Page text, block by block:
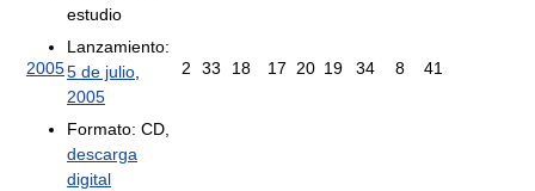
2005
estudio
Lanzamiento:
5 de julio
2005
Formato: CD,
descarga
digital
2 33 18 17 20 19 34 8 41